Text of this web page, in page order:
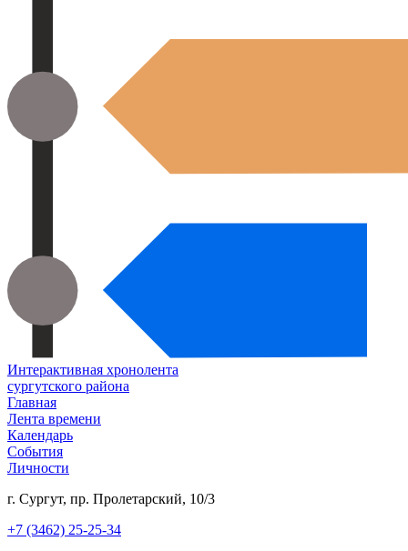
Интерактивная хронолента
сургутского района
Главная
Лента времени
Календарь
События
Личности
г. Сургут, пр. Пролетарский, 10/3
+7 (3462) 25-25-34